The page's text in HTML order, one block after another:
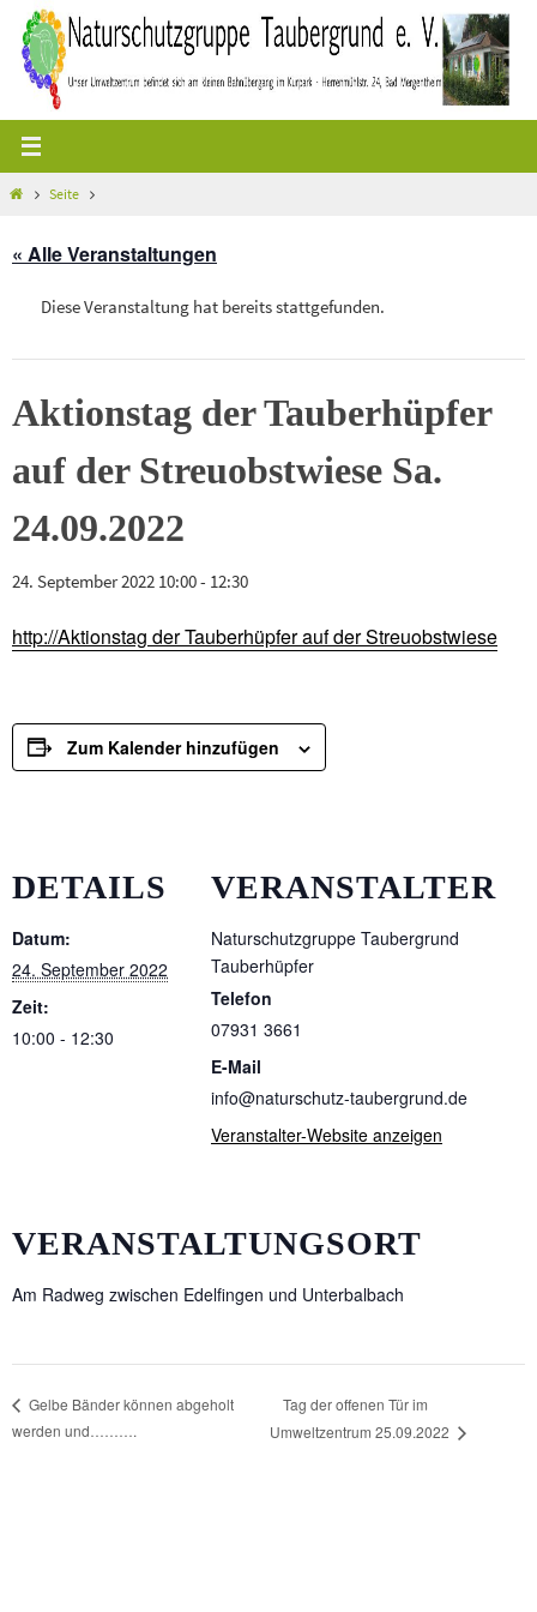
Zum
Inhalt
springen
StartSeite
« Alle Veranstaltungen
Diese Veranstaltung hat bereits stattgefunden.
Aktionstag der Tauberhüpfer
auf der Streuobstwiese Sa.
24.09.2022
24. September 2022 10:00- 12:30
http://Aktionstag der Tauberhüpfer auf der Streuobstwiese
Zum Kalender hinzufügen
DETAILS
Datum:
24. September 2022
Zeit:
10:00 - 12:30
VERANSTALTER
Naturschutzgruppe Taubergrund
Tauberhüpfer
Telefon
07931 3661
E-Mail
info@naturschutz-taubergrund.de
Veranstalter-Website anzeigen
VERANSTALTUNGSORT
Am Radweg zwischen Edelfingen und Unterbalbach
Gelbe Bänder können abgeholt
werden und……….
Tag der offenen Tür im
Umweltzentrum 25.09.2022